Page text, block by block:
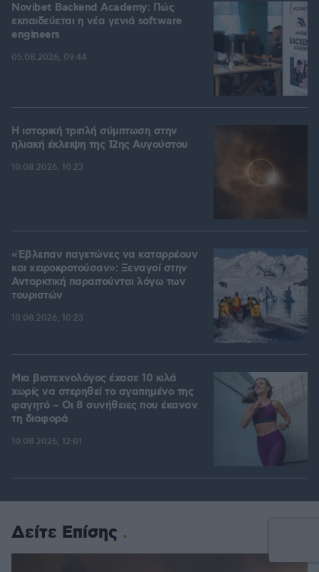
Novibet Backend Academy: Πώς
εκπαιδεύεται η νέα γενιά software
engineers
05.08.2026, 09:44
Η ιστορική τριπλή σύμπτωση στην
ηλιακή έκλειψη της 12ης Αυγούστου
10.08.2026, 10:23
«Έβλεπαν παγετώνες να καταρρέουν
και χειροκροτούσαν»: Ξεναγοί στην
Ανταρκτική παραιτούνται λόγω των
τουριστών
10.08.2026, 10:23
Μια βιοτεχνολόγος έχασε 10 κιλά
χωρίς να στερηθεί το αγαπημένο της
φαγητό – Οι 8 συνήθειες που έκαναν
τη διαφορά
10.08.2026, 12:01
Δείτε Επίσης